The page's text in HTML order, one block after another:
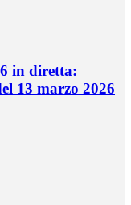
in diretta:
13 marzo 2026